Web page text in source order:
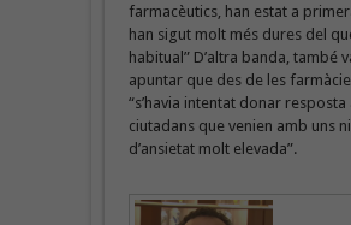
farmacèutics, han estat a
han sigut molt més dures del
habitual” D’altra banda, també
apuntar que des de les
“s’havia intentat donar resposta
ciutadans que venien amb uns
d’ansietat molt elevada”.